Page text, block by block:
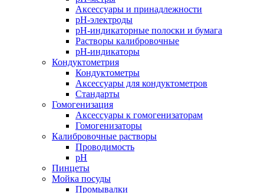
Аксессуары и принадлежности
pH-электроды
pH-индикаторные полоски и бумага
Растворы калибровочные
pH-индикаторы
Кондуктометрия
Кондуктометры
Аксессуары для кондуктометров
Стандарты
Гомогенизация
Аксессуары к гомогенизаторам
Гомогенизаторы
Калибровочные растворы
Проводимость
pH
Пинцеты
Мойка посуды
Промывалки